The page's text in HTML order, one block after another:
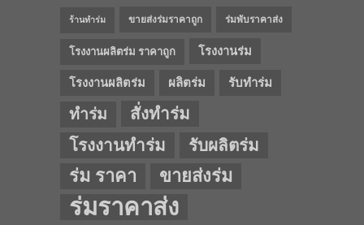
ร้านทำร่ม ขายส่งร่มราคาถูก ร่มพับราคาส่ง
โรงงานผลิตร่ม ราคาถูก โรงงานร่ม
โรงงานผลิตร่ม ผลิตร่ม รับทำร่ม
ทำร่ม
สั่งทำร่ม
โรงงานทำร่ม
รับผลิตร่ม
ร่ม ราคา ขายส่งร่ม
ร่มราคาส่ง